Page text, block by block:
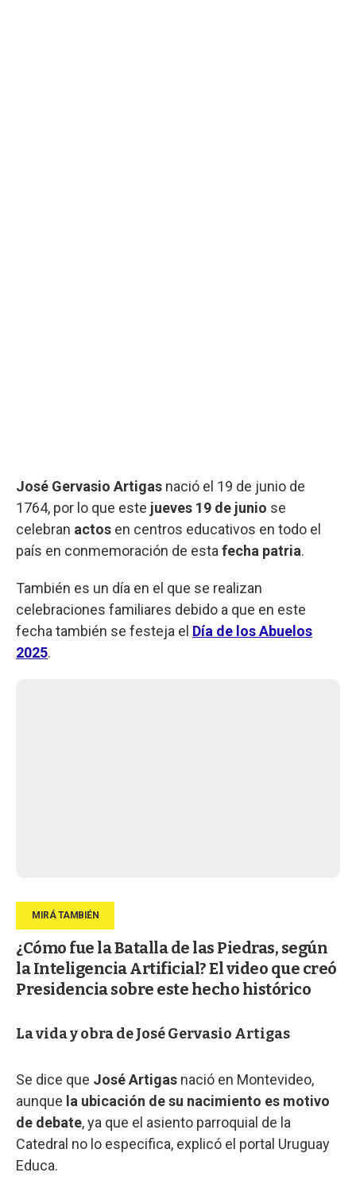
José Gervasio Artigas nació el 19 de junio de
1764, por lo que este jueves 19 de junio se
celebran actos en centros educativos en todo el
país en conmemoración de esta fecha patria.
También es un día en el que se realizan
celebraciones familiares debido a que en este
fecha también se festeja el Día de los Abuelos
2025.
¿Cómo fue la Batalla de las Piedras, según
la Inteligencia Artificial? El video que creó
Presidencia sobre este hecho histórico
La vida y obra de José Gervasio Artigas
Se dice que José Artigas nació en Montevideo,
aunque la ubicación de su nacimiento es motivo
de debate, ya que el asiento parroquial de la
Catedral no lo especifica, explicó el portal Uruguay
Educa.